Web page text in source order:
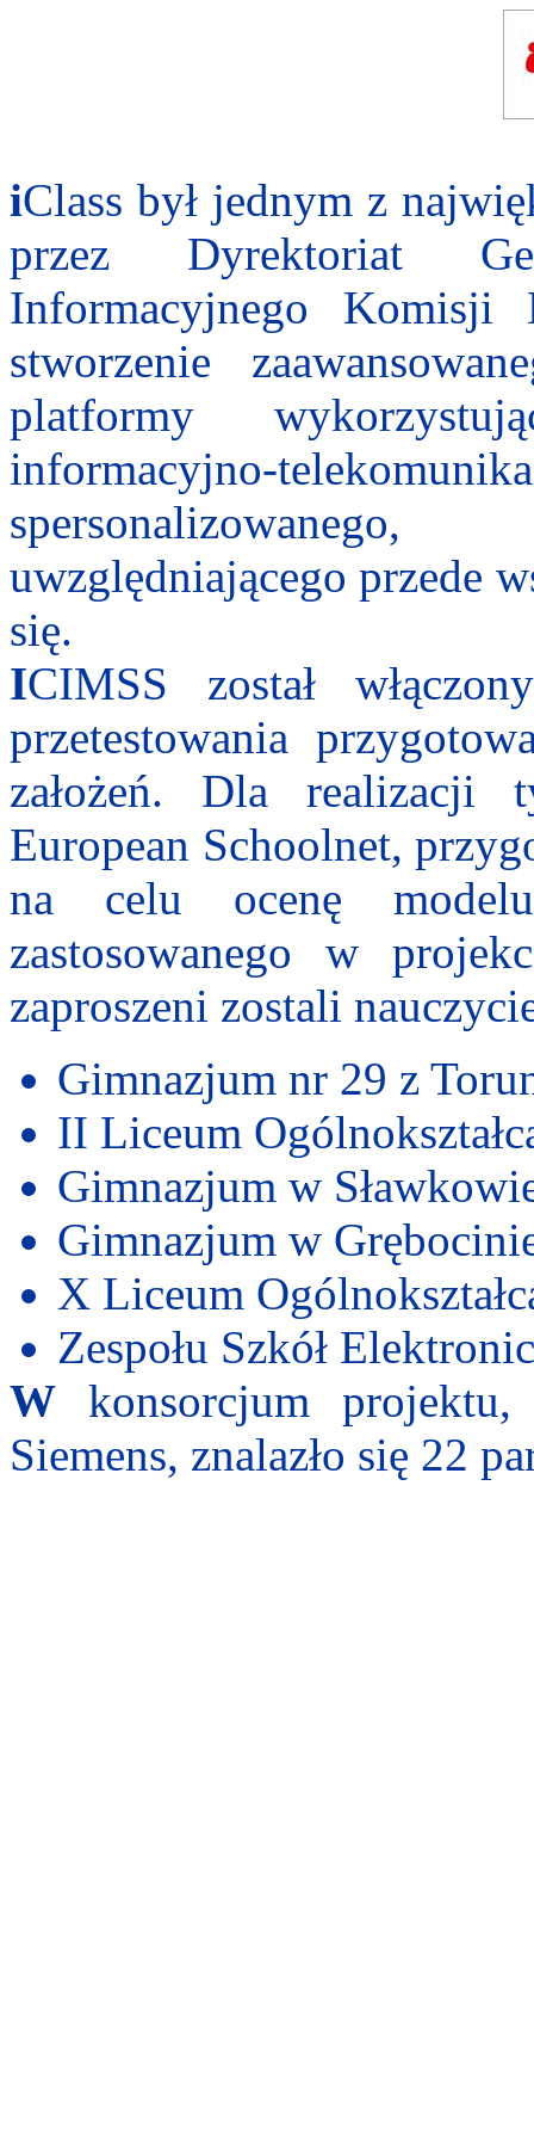
iClass był jednym z
przez Dyrektoriat
Informacyjnego Komisji
stworzenie
platformy
informacyjno-
uwzględniającego przede
się.
ICIMSS został
przetestowania
założeń. Dla realizacji
European Schoolnet,
na celu ocenę
zastosowanego w
zaproszeni zostali
Gimnazjum nr 29 z
II Liceum
Gimnazjum w
Gimnazjum w
X Liceum
Zespołu Szkół
W konsorcjum projektu,
Siemens, znalazło się 22